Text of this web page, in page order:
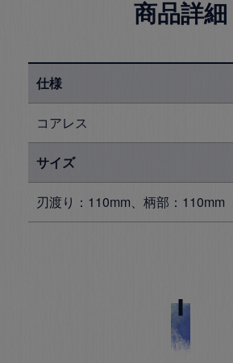
商品詳細
仕様
コアレス
サイズ
刃渡り：110mm、柄部：110mm